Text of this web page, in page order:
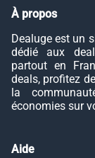
À propos
Dealuge est un
dédié aux
partout en
deals, profitez
la
économies sur
Aide